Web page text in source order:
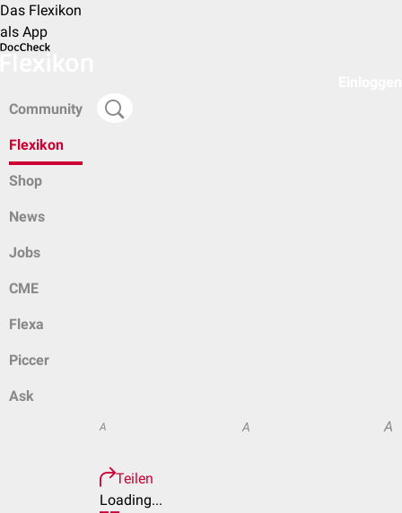
Das Flexikon
als App
Community
Flexikon
Shop
News
Jobs
CME
Flexa
Piccer
Ask
A A A
Teilen
Loading...